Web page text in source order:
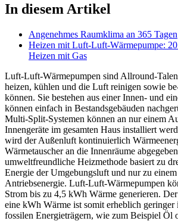
In diesem Artikel
Angenehmes Raumklima an 365 Tagen
Heizen mit Luft-Luft-Wärmepumpe:
Heizen mit Gas
Luft-Luft-Wärmepumpen sind Allround-
heizen, kühlen und die Luft reinigen sowie
können. Sie bestehen aus einer Innen- und
können einfach in Bestandsgebäuden
Multi-Split-Systemen können an nur einem
Innengeräte im gesamten Haus installiert
wird der Außenluft kontinuierlich
Wärmetauscher an die Innenräume
umweltfreundliche Heizmethode basiert zu
Energie der Umgebungsluft und nur zu
Antriebsenergie. Luft-Luft-Wärmepumpen
Strom bis zu 4,5 kWh Wärme generieren.
eine kWh Wärme ist somit erheblich geringer
fossilen Energieträgern, wie zum Beispiel Öl